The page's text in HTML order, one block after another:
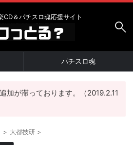
CD＆パチスロ魂応援サイト
パチスロ魂
加が滞っております。（2019.2.11
> 大都技研 >